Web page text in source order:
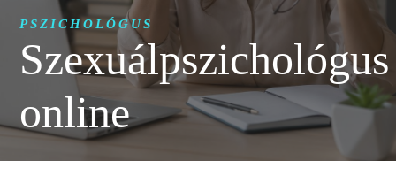
PSZICHOLÓGUS
Szexuálpszichológus
online